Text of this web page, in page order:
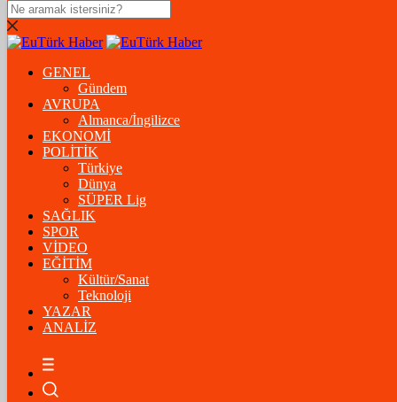
DOLAR
47,5574$% 0.18
EURO
54,8602€% 0.06
STERLİN
% 0.41
GRAM ALTIN
6.175,37%-1,31
ÇEYREK ALTIN
10.093,00%-1,09
BİTCOİN
GENEL
Gündem
AVRUPA
Almanca/İngilizce
EKONOMİ
POLİTİK
Türkiye
Dünya
SÜPER Lig
SAĞLIK
SPOR
VİDEO
EĞİTİM
Kültür/Sanat
Teknoloji
YAZAR
ANALİZ